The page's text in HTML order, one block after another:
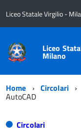
Liceo Statale Virgilio -
Liceo
Milano
Home Circolari
AutoCAD
Circolari